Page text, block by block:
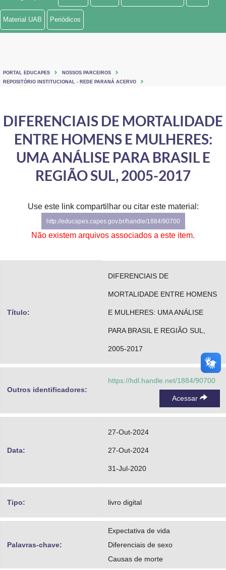
Ministério de Minas e Energia
Ministério do Turismo
Controladoria-Geral da União
Secretaria-Geral
Gabinete de Segurança Institucional
Advocacia-Geral da União
Material UAB Periódicos
PORTAL EDUCAPES
NOSSOS PARCEIROS
REPOSITÓRIO INSTITUCIONAL - REDE PARANÁ ACERVO
DIFERENCIAIS DE MORTALIDADE
ENTRE HOMENS E MULHERES:
UMA ANÁLISE PARA BRASIL E
REGIÃO SUL, 2005-2017
Use este link compartilhar ou citar este material:
http://educapes.capes.gov.br/handle/1884/90700
Não existem arquivos associados a este item.
Título:
DIFERENCIAIS DE
MORTALIDADE ENTRE HOMENS
E MULHERES: UMA ANÁLISE
PARA BRASIL E REGIÃO SUL,
2005-2017
Outros identificadores:
https://hdl.handle.net/1884/90700
Acessar
Data:
27-Out-2024
27-Out-2024
31-Jul-2020
Tipo: livro digital
Palavras-chave:
Expectativa de vida
Diferenciais de sexo
Causas de morte